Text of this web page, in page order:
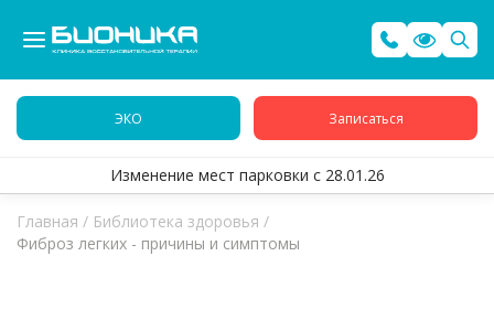
ЭКО Записаться
Изменение мест парковки с 28.01.26
Главная / Библиотека здоровья /
Фиброз легких - причины и симптомы